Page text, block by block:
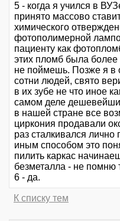
5 - когда я учился в
принято массово
химического
фотополимерной
пациенту как
этих пломб была более
не поймешь. Позже я в
сотни людей, свято
в их зубе не что иное
самом деле
в нашей стране все
циркония продавали
раз сталкивался лично
иным способом это
пилить каркас
безметалла - не помню
6 - да.
К списку тем